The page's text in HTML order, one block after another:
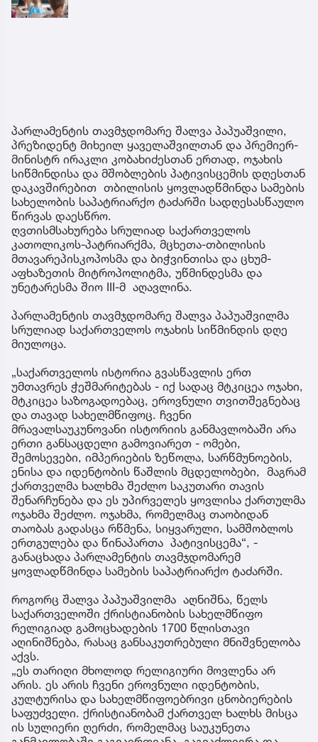
პარლამენტის თავმჯდომარე შალვა პაპუაშვილი,
პრეზიდენტ მიხეილ ყაველაშვილთან და პრემიერ-
მინისტრ ირაკლი კობახიძესთან ერთად, ოჯახის
სიწმინდისა და მშობლების პატივისცემის დღესთან
დაკავშირებით თბილისის ყოვლადწმინდა სამების
სახელობის საპატრიარქო ტაძარში სადღესასწაულო
წირვას დაესწრო.
ღვთისმსახურება სრულიად საქართველოს
კათოლიკოს-პატრიარქმა, მცხეთა-თბილისის
მთავარეპისკოპოსმა და ბიჭვინთისა და ცხუმ-
აფხაზეთის მიტროპოლიტმა, უწმინდესმა და
უნეტარესმა შიო III-მ აღავლინა.
პარლამენტის თავმჯდომარე შალვა პაპუაშვილმა
სრულიად საქართველოს ოჯახის სიწმინდის დღე
მიულოცა.
„საქართველოს ისტორია გვასწავლის ერთ
უმთავრეს ჭეშმარიტებას - იქ სადაც მტკიცეა ოჯახი,
მტკიცეა საზოგადოებაც, ეროვნული თვითშეგნებაც
და თავად სახელმწიფოც. ჩვენი
მრავალსაუკუნოვანი ისტორიის განმავლობაში არა
ერთი განსაცდელი გამოვიარეთ - ომები,
შემოსევები, იმპერიების ზეწოლა, სარწმუნოების,
ენისა და იდენტობის წაშლის მცდელობები, მაგრამ
ქართველმა ხალხმა შეძლო საკუთარი თავის
შენარჩუნება და ეს უპირველეს ყოვლისა ქართულმა
ოჯახმა შეძლო. ოჯახმა, რომელმაც თაობიდან
თაობას გადასცა რწმენა, სიყვარული, სამშობლოს
ერთგულება და წინაპართა პატივისცემა“, -
განაცხადა პარლამენტის თავმჯდომარემ
ყოვლადწმინდა სამების საპატრიარქო ტაძარში.
როგორც შალვა პაპუაშვილმა აღნიშნა, წელს
საქართველოში ქრისტიანობის სახელმწიფო
რელიგიად გამოცხადების 1700 წლისთავი
აღინიშნება, რასაც განსაკუთრებული მნიშვნელობა
აქვს.
„ეს თარიღი მხოლოდ რელიგიური მოვლენა არ
არის. ეს არის ჩვენი ეროვნული იდენტობის,
კულტურისა და სახელმწიფოებრივი ცნობიერების
საფუძველი. ქრისტიანობამ ქართველ ხალხს მისცა
ის სულიერი ღერძი, რომელმაც საუკუნეთა